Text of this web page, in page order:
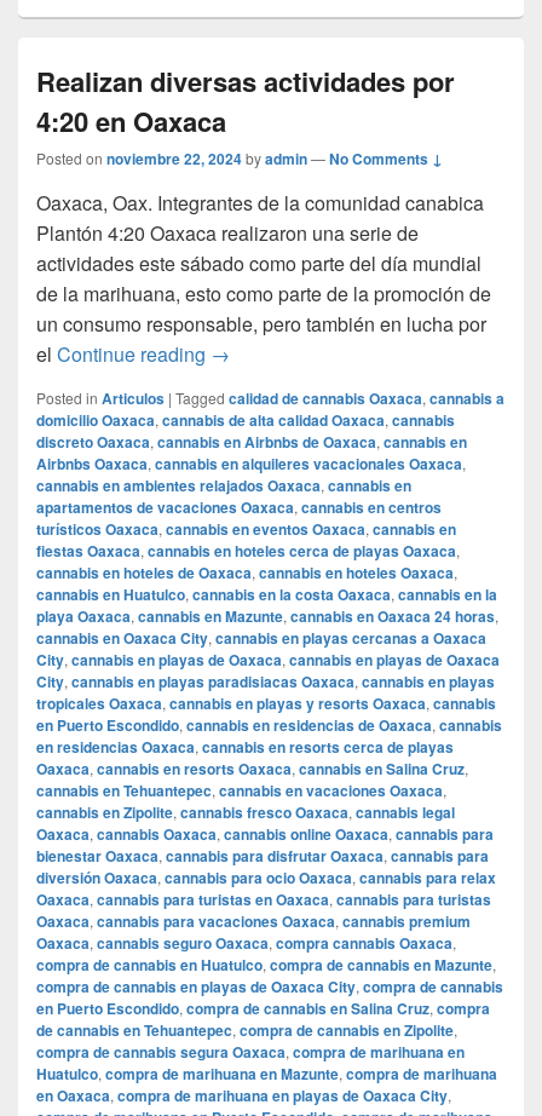
Realizan diversas actividades por
4:20 en Oaxaca
Posted on noviembre 22, 2024byadmin—No Comments ↓
Oaxaca, Oax. Integrantes de la comunidad canabica
Plantón 4:20 Oaxaca realizaron una serie de
actividades este sábado como parte del día mundial
de la marihuana, esto como parte de la promoción de
un consumo responsable, pero también en lucha por
el Continue reading Realizan diversas actividades por
→
Posted in Articulos | Tagged calidad de cannabis Oaxaca, cannabis a
domicilio Oaxaca, cannabis de alta calidad Oaxaca, cannabis
discreto Oaxaca, cannabis en Airbnbs de Oaxaca, cannabis en
Airbnbs Oaxaca, cannabis en alquileres vacacionales Oaxaca,
cannabis en ambientes relajados Oaxaca, cannabis en
apartamentos de vacaciones Oaxaca, cannabis en centros
turísticos Oaxaca, cannabis en eventos Oaxaca, cannabis en
fiestas Oaxaca, cannabis en hoteles cerca de playas Oaxaca,
cannabis en hoteles de Oaxaca, cannabis en hoteles Oaxaca,
cannabis en Huatulco, cannabis en la costa Oaxaca, cannabis en la
playa Oaxaca, cannabis en Mazunte, cannabis en Oaxaca 24 horas,
cannabis en Oaxaca City, cannabis en playas cercanas a Oaxaca
City, cannabis en playas de Oaxaca, cannabis en playas de Oaxaca
City, cannabis en playas paradisiacas Oaxaca, cannabis en playas
tropicales Oaxaca, cannabis en playas y resorts Oaxaca, cannabis
en Puerto Escondido, cannabis en residencias de Oaxaca, cannabis
en residencias Oaxaca, cannabis en resorts cerca de playas
Oaxaca, cannabis en resorts Oaxaca, cannabis en Salina Cruz,
cannabis en Tehuantepec, cannabis en vacaciones Oaxaca,
cannabis en Zipolite, cannabis fresco Oaxaca, cannabis legal
Oaxaca, cannabis Oaxaca, cannabis online Oaxaca, cannabis para
bienestar Oaxaca, cannabis para disfrutar Oaxaca, cannabis para
diversión Oaxaca, cannabis para ocio Oaxaca, cannabis para relax
Oaxaca, cannabis para turistas en Oaxaca, cannabis para turistas
Oaxaca, cannabis para vacaciones Oaxaca, cannabis premium
Oaxaca, cannabis seguro Oaxaca, compra cannabis Oaxaca,
compra de cannabis en Huatulco, compra de cannabis en Mazunte,
compra de cannabis en playas de Oaxaca City, compra de cannabis
en Puerto Escondido, compra de cannabis en Salina Cruz, compra
de cannabis en Tehuantepec, compra de cannabis en Zipolite,
compra de cannabis segura Oaxaca, compra de marihuana en
Huatulco, compra de marihuana en Mazunte, compra de marihuana
en Oaxaca, compra de marihuana en playas de Oaxaca City,